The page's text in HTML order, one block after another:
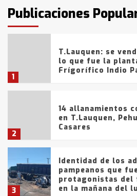
Publicacionesfueron detenidos
comercialización
tarde del sábado
1
T.Lauquen: se
lo que fue la
Frígorífico Indio
2
14 allanamientos
en T.Lauquen,
Casares
3
Identidad de los
pampeanos que
protagonistas del
en la mañana del